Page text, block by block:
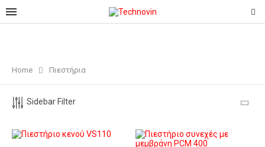
Home Πιεστήρια
Sidebar Filter